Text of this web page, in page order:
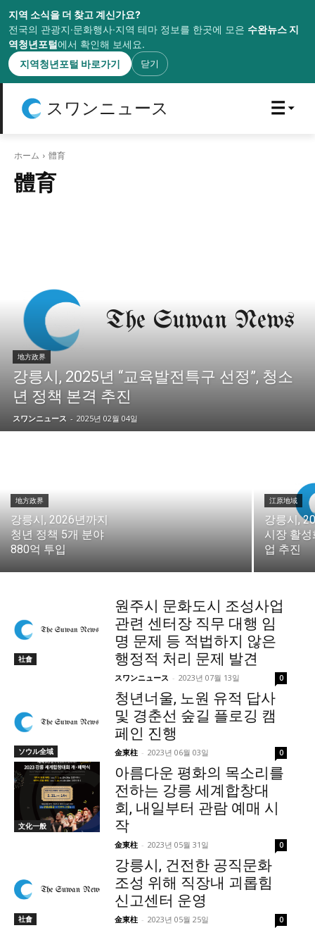
지역 소식을 더 찾고 계신가요?
전국의 관광지·문화행사·지역 테마 정보를 한곳에 모은 수완뉴스 지
역청년포털에서 확인해 보세요.
지역청년포털 바로가기
닫기
スワンニュース
ホーム 體育
體育
地方政界
강릉시, 2025년 “교육발전특구 선정”, 청소
년 정책 본격 추진
スワンニュース - 2025년 02월 04일
地方政界
강릉시, 2026년까지
청년 정책 5개 분야
880억 투입
江原地域
강릉시,
시장 활
업 추진
社會
원주시 문화도시 조성사업
관련 센터장 직무 대행 임
명 문제 등 적법하지 않은
행정적 처리 문제 발견
スワンニュース - 2023년 07월 13일 0
ソウル全域
청년너울, 노원 유적 답사
및 경춘선 숲길 플로깅 캠
페인 진행
金東柱 - 2023년 06월 03일 0
文化一般
아름다운 평화의 목소리를
전하는 강릉 세계합창대
회, 내일부터 관람 예매 시
작
金東柱 - 2023년 05월 31일 0
社會
강릉시, 건전한 공직문화
조성 위해 직장내 괴롭힘
신고센터 운영
金東柱 - 2023년 05월 25일 0